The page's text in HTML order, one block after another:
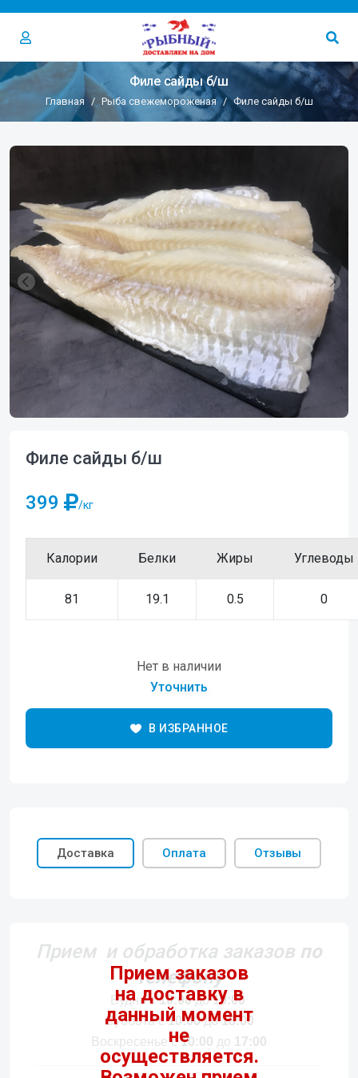
Филе сайды б/ш
Главная Рыба свежемороженая Филе сайды б/ш
Филе сайды б/ш
399 /кг
Калории Белки Жиры Углеводы
81 19.1 0.5 0
Нет в наличии
Уточнить
В ИЗБРАННОЕ
Доставка Оплата Отзывы
Прием и обработка заказов по
телефону
Будни c10:00до19:00
Суббота c10:00до18:00
Воскресенье c10:00 до 17:00